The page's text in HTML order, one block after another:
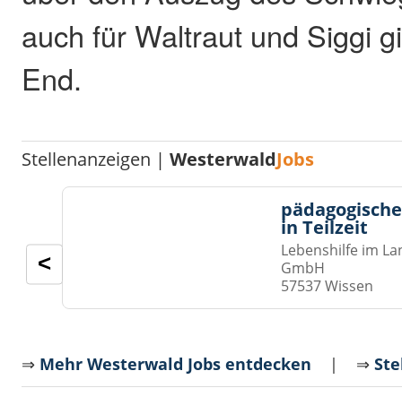
auch für Waltraut und Siggi
End.
Stellenanzeigen |WesterwaldJobs
in Teilzeit
Lebenshilfe im
GmbH
57537 Wissen
<
⇒ Mehr Westerwald Jobs entdecken | ⇒